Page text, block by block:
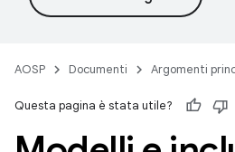
AOSP Documenti Argomenti
Questa pagina è stata utile?